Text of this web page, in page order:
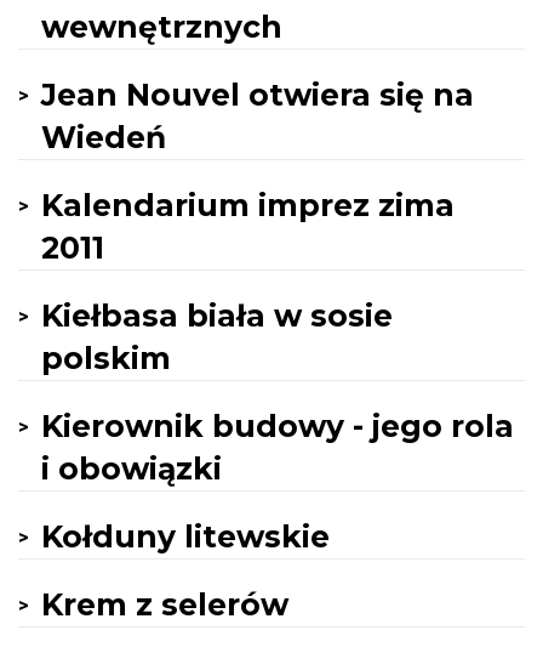
wewnętrznych
Jean Nouvel otwiera się na
Wiedeń
Kalendarium imprez zima
2011
Kiełbasa biała w sosie
polskim
Kierownik budowy - jego rola
i obowiązki
Kołduny litewskie
Krem z selerów